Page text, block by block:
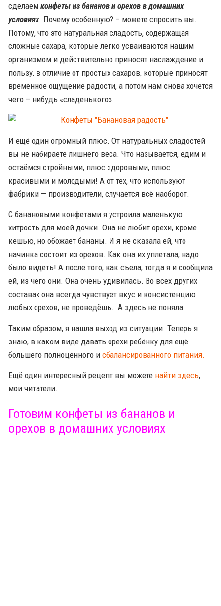
сделаем конфеты из бананов и орехов в домашних
условиях. Почему особенную? – можете спросить вы.
Потому, что это натуральная сладость, содержащая
сложные сахара, которые легко усваиваются нашим
организмом и действительно приносят наслаждение и
пользу, в отличие от простых сахаров, которые приносят
временное ощущение радости, а потом нам снова хочется
чего – нибудь «сладенького».
И ещё один огромный плюс. От натуральных сладостей
вы не набираете лишнего веса. Что называется, едим и
остаёмся стройными, плюс здоровыми, плюс
красивыми и молодыми! А от тех, что используют
фабрики — производители, случается всё наоборот.
С банановыми конфетами я устроила маленькую
хитрость для моей дочки. Она не любит орехи, кроме
кешью, но обожает бананы. И я не сказала ей, что
начинка состоит из орехов. Как она их уплетала, надо
было видеть! А после того, как съела, тогда я и сообщила
ей, из чего они. Она очень удивилась. Во всех других
составах она всегда чувствует вкус и консистенцию
любых орехов, не проведёшь. А здесь не поняла.
Таким образом, я нашла выход из ситуации. Теперь я
знаю, в каком виде давать орехи ребёнку для ещё
большего полноценного и сбалансированного питания.
Ещё один интересный рецепт вы можете найти здесь,
мои читатели.
Готовим конфеты из бананов и
орехов в домашних условиях